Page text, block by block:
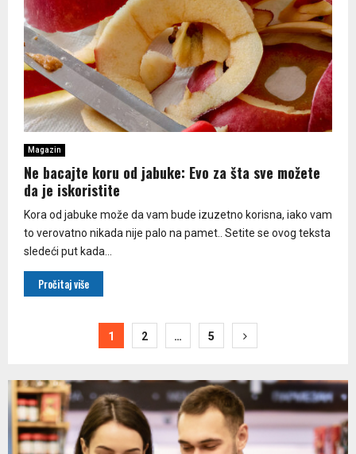
Magazin
Ne bacajte koru od jabuke: Evo za šta sve možete
da je iskoristite
Kora od jabuke može da vam bude izuzetno korisna, iako vam
to verovatno nikada nije palo na pamet.. Setite se ovog teksta
sledeći put kada...
Pročitaj više
Paginacija
1 2 … 5